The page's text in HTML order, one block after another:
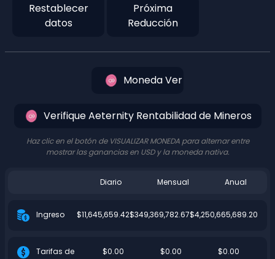
Restablecer
datos
Próxima
Reducción
Moneda Ver
Verifique Aeternity Rentabilidad de Mineros
Haz clic en el botón de VISUALIZAR MONEDA para alternar entre
mostrar las ganancias en USD y la moneda nativa.
Diario Mensual Anual
Ingreso $11,645,659.42$349,369,782.67$4,250,665,689.20
Tarifas de
$0.00 $0.00 $0.00